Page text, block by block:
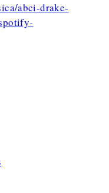
abci-drake-